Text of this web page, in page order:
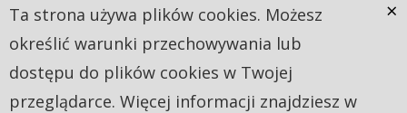
Ta strona używa plików cookies. Możesz
określić warunki przechowywania lub
dostępu do plików cookies w Twojej
przeglądarce. Więcej informacji znajdziesz w
×